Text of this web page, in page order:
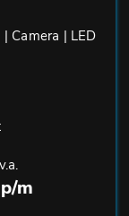
Camera | LED
m